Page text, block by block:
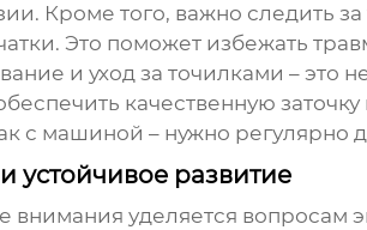
Кроме того, важно следить
Это поможет избежать
и уход за точилками – это
качественную
с машиной – нужно регулярно
устойчивое развитие
внимания уделяется вопросам